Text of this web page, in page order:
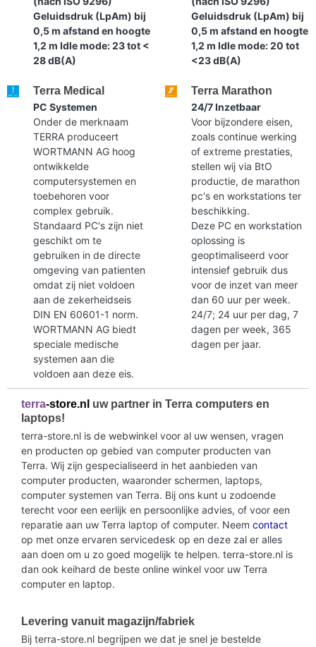
Geluidsdruk (LpAm) bij
0,5 m afstand en hoogte
1,2 m Idle mode: 23 tot <
28 dB(A)
Geluidsdruk (LpAm) bij
0,5 m afstand en hoogte
1,2 m Idle mode: 20 tot
<23 dB(A)
Terra Medical
PC Systemen
Onder de merknaam
TERRA produceert
WORTMANN AG hoog
ontwikkelde
computersystemen en
toebehoren voor
complex gebruik.
Standaard PC's zijn niet
geschikt om te
gebruiken in de directe
omgeving van patienten
omdat zij niet voldoen
aan de zekerheidseis
DIN EN 60601-1 norm.
WORTMANN AG biedt
speciale medische
systemen aan die
voldoen aan deze eis.
Terra Marathon
24/7 Inzetbaar
Voor bijzondere eisen,
zoals continue werking
of extreme prestaties,
stellen wij via BtO
productie, de marathon
pc's en workstations ter
beschikking.
Deze PC en workstation
oplossing is
geoptimaliseerd voor
intensief gebruik dus
voor de inzet van meer
dan 60 uur per week.
24/7; 24 uur per dag, 7
dagen per week, 365
dagen per jaar.
terra-store.nl uw partner in Terra computers en
laptops!
terra-store.nl is de webwinkel voor al uw wensen, vragen
en producten op gebied van computer producten van
Terra. Wij zijn gespecialiseerd in het aanbieden van
computer producten, waaronder schermen, laptops,
computer systemen van Terra. Bij ons kunt u zodoende
terecht voor een eerlijk en persoonlijke advies, of voor een
reparatie aan uw Terra laptop of computer. Neem contact
op met onze ervaren servicedesk op en deze zal er alles
aan doen om u zo goed mogelijk te helpen. terra-store.nl is
dan ook keihard de beste online winkel voor uw Terra
computer en laptop.
Levering vanuit magazijn/fabriek
Bij terra-store.nl begrijpen we dat je snel je bestelde